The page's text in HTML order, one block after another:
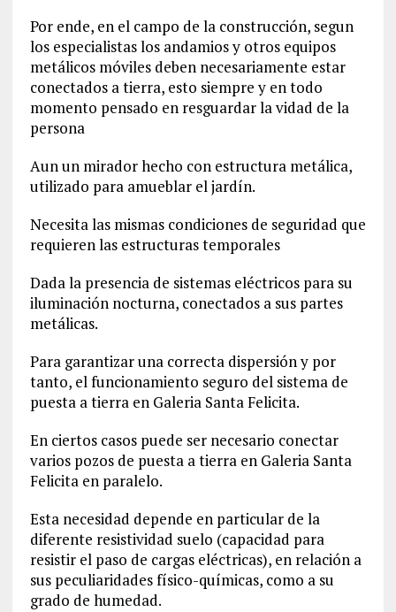
Por ende, en el campo de la construcción, segun
los especialistas los andamios y otros equipos
metálicos móviles deben necesariamente estar
conectados a tierra, esto siempre y en todo
momento pensado en resguardar la vidad de la
persona
Aun un mirador hecho con estructura metálica,
utilizado para amueblar el jardín.
Necesita las mismas condiciones de seguridad que
requieren las estructuras temporales
Dada la presencia de sistemas eléctricos para su
iluminación nocturna, conectados a sus partes
metálicas.
Para garantizar una correcta dispersión y por
tanto, el funcionamiento seguro del sistema de
puesta a tierra en Galeria Santa Felicita.
En ciertos casos puede ser necesario conectar
varios pozos de puesta a tierra en Galeria Santa
Felicita en paralelo.
Esta necesidad depende en particular de la
diferente resistividad suelo (capacidad para
resistir el paso de cargas eléctricas), en relación a
sus peculiaridades físico-químicas, como a su
grado de humedad.